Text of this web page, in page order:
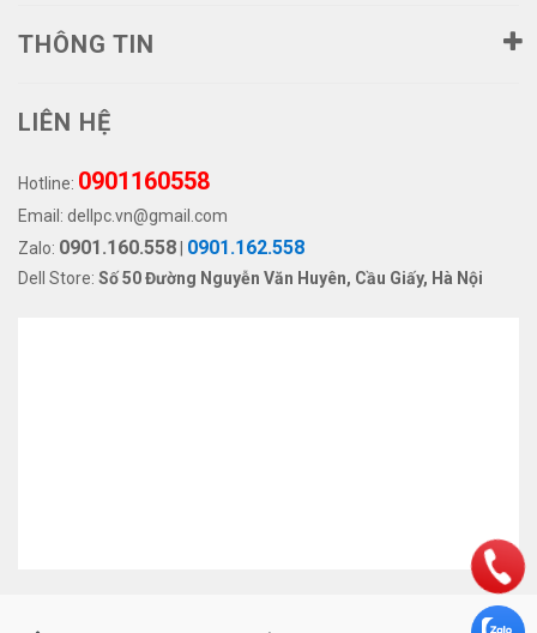
THÔNG TIN
LIÊN HỆ
Hotline: 0901160558
Email: dellpc.vn@gmail.com
Zalo: 0901.160.558 0901.162.558
Dell Store: Số 50 Đường Nguyễn Văn Huyên, Cầu Giấy, Hà Nội